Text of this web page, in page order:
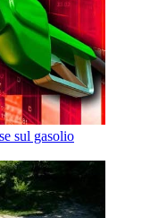
sul gasolio